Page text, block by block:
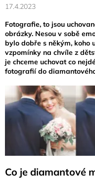
17.4.2023
Fotografie, to jsou
obrázky. Nesou v sobě
bylo dobře s někým, koho
vzpomínky na chvíle z
je chceme uchovat co
fotografií do
Co je diamantové